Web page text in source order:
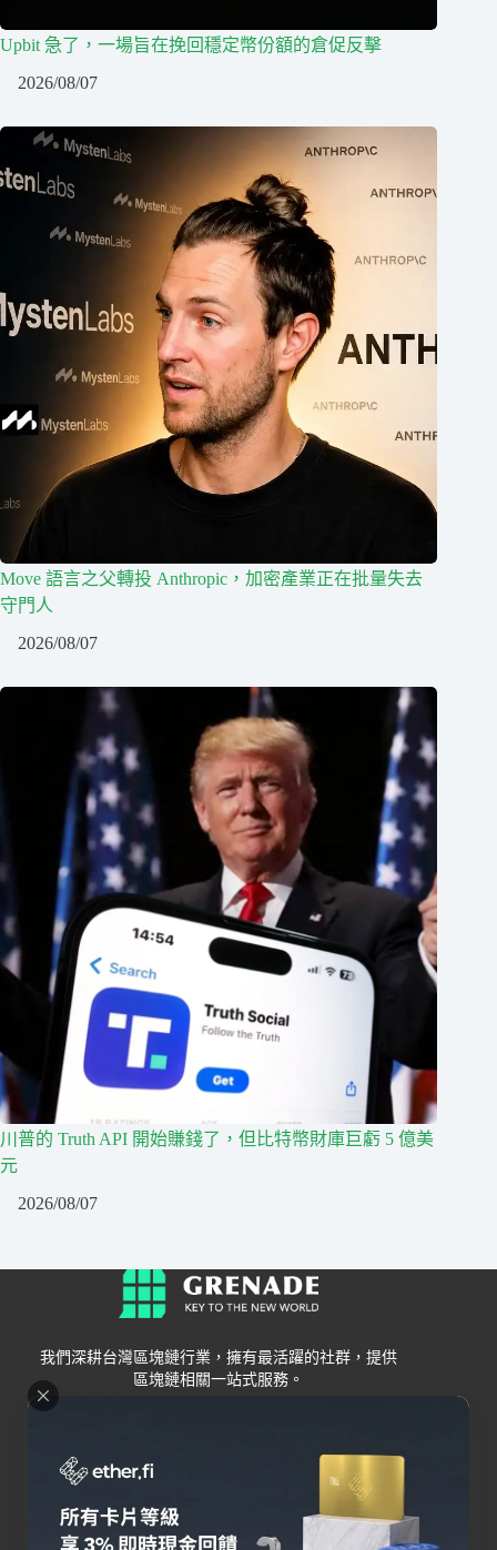
Upbit 急了，一場旨在挽回穩定幣份額的倉促反擊
2026/08/07
Move 語言之父轉投 Anthropic，加密產業正在批量失去
守門人
2026/08/07
川普的 Truth API 開始賺錢了，但比特幣財庫巨虧 5 億美
元
2026/08/07
我們深耕台灣區塊鏈行業，擁有最活躍的社群，提供
區塊鏈相關一站式服務。
Grenade
關於我們
聯絡我們
錢包
交易所
Bybit